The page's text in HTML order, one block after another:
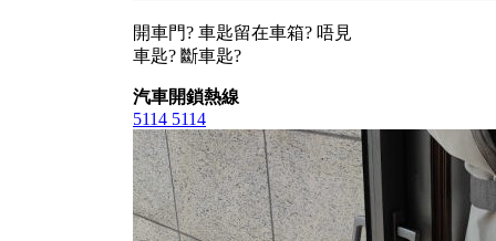
開車門? 車匙留在車箱? 唔見
車匙? 斷車匙?
汽車開鎖熱線
5114 5114